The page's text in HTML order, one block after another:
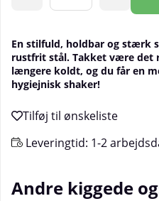
En stilfuld, holdbar og stærk
rustfrit stål. Takket være det
længere koldt, og du får en
hygiejnisk shaker!
Leveringtid: 1-2
Andre kiggede